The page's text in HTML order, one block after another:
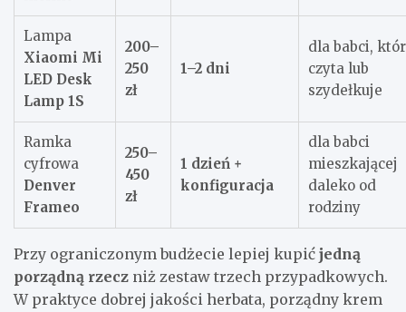
Lampa
Xiaomi Mi
LED Desk
Lamp 1S
200–
250
zł
1–2 dni
dla babci,
czyta lub
szydełkuje
Ramka
cyfrowa
Denver
Frameo
250–
450
zł
1 dzień +
konfiguracja
dla babci
mieszkającej
daleko od
rodziny
Przy ograniczonym budżecie lepiej kupić jedną
porządną rzecz niż zestaw trzech przypadkowych.
W praktyce dobrej jakości herbata, porządny krem